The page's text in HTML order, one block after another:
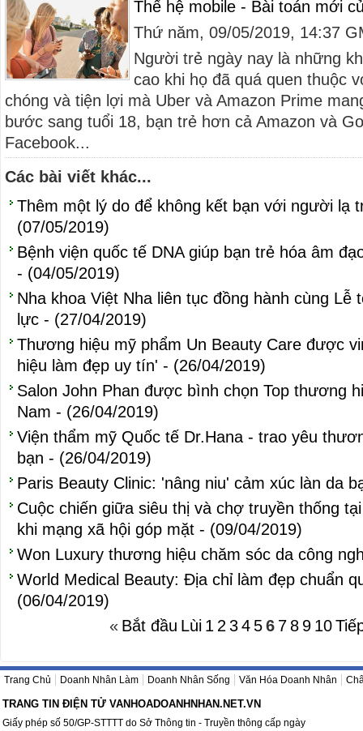
Thế hệ mobile - Bài toán mới
Thứ năm, 09/05/2019, 14:37
Người trẻ ngày nay là những
cao khi họ đã quá quen thuộc
chóng và tiện lợi mà Uber và Amazon Prime
bước sang tuổi 18, bạn trẻ hơn cả Amazon và
Facebook...
Các bài viết khác...
Thêm một lý do để không kết bạn với người lạ
(07/05/2019)
Bệnh viện quốc tế DNA giúp bạn trẻ hóa âm
- (04/05/2019)
Nha khoa Việt Nha liên tục đồng hành cùng Lễ
lực - (27/04/2019)
Thương hiệu mỹ phẩm Un Beauty Care được
hiệu làm đẹp uy tín' - (26/04/2019)
Salon John Phan được bình chọn Top thương
Nam - (26/04/2019)
Viện thẩm mỹ Quốc tế Dr.Hana - trao yêu
bạn - (26/04/2019)
Paris Beauty Clinic: 'nâng niu' cảm xúc làn da
Cuộc chiến giữa siêu thị và chợ truyền thống
khi mạng xã hội góp mặt - (09/04/2019)
Won Luxury thương hiệu chăm sóc da công
World Medical Beauty: Địa chỉ làm đẹp chuẩn
(06/04/2019)
« Bắt đầu Lùi 1 2 34 56 7 8 9 10
Trang Chủ Doanh Nhân Làm Doanh Nhân Sống Văn Hóa Doanh Nhân
TRANG TIN ĐIỆN TỬ VANHOADOANHNHAN.NET.VN
Giấy phép số 50/GP-STTTT do Sở Thông tin - Truyền thông cấp ngày